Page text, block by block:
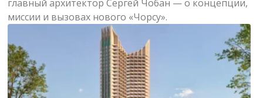
главный архитектор Сергей Чобан — о концепции,
миссии и вызовах нового «Чорсу».